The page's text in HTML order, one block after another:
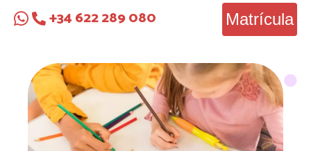
+34 622 289 080 Matrícula